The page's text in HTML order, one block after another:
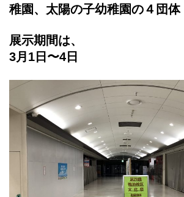
稚園、太陽の子幼稚園の４団体
展示期間は、
3月1日〜4日